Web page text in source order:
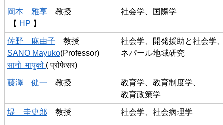
岡本　雅享 教授
【 HP 】
社会学、国際学
佐野　麻由子 教授
SANO Mayuko(Professor)
सानो  मायुको ( प्रोफेसर)
社会学、開発援助と社会学
ネパール地域研究
藤澤　健一 教授
教育学、教育制度学、
教育政策学
堤　圭史郎 教授 社会学、社会病理学